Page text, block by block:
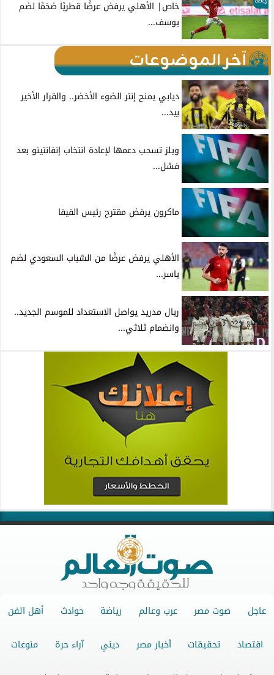
خاص| الأهلي يرفض عرضًا قطريًا ضخمًا لضم
يوسف...
آخر الموضوعات
ديابي يمنح إنتر الضوء الأخضر.. والقرار الأخير
بيد...
ويلز تسحب دعمها لإعادة انتخاب إنفانتينو بعد
فشل...
ماكرون يرفض مقترح رئيس الفيفا
الأهلي يرفض عرضًا من الشباب السعودي لضم
ياسر...
ريال مدريد يواصل الاستعداد للموسم الجديد..
وانضمام ثلاثي...
عاجل صوت مصر عرب وعالم رياضة حوادث أهل الفن
اقتصاد تحقيقات أخبار مصر ديني آراء حرة منوعات